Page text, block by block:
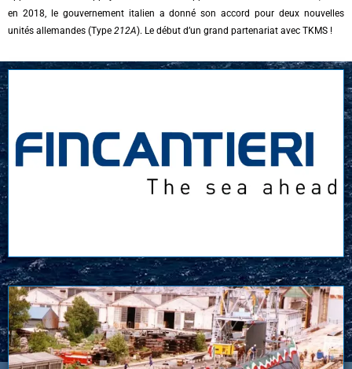
en 2018, le gouvernement italien a donné son accord pour deux nouvelles
unités allemandes (Type 212A). Le début d’un grand partenariat avec TKMS !